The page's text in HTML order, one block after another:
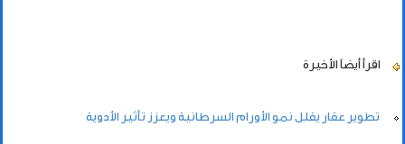
اقرأ أيضاً الأخيرة
تطوير عقار يقلل نمو الأورام السرطانية ويعزز تأثير الأدوية